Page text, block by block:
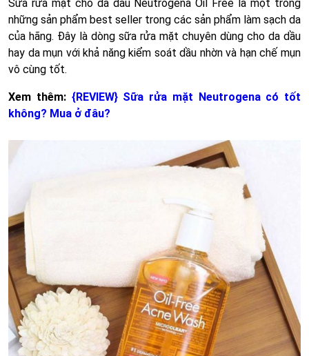
Sữa rửa mặt cho da dầu Neutrogena Oil Free là một trong
những sản phẩm best seller trong các sản phẩm làm sạch da
của hãng. Đây là dòng sữa rửa mặt chuyên dùng cho da dầu
hay da mụn với khả năng kiểm soát dầu nhờn và hạn chế mụn
vô cùng tốt.
Xem thêm: {REVIEW} Sữa rửa mặt Neutrogena có tốt
không? Mua ở đâu?